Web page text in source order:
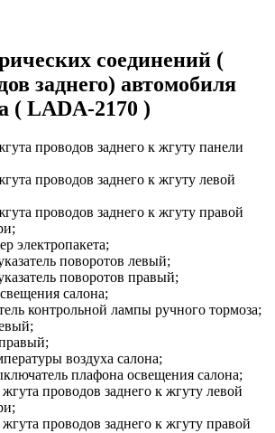
соединений (
заднего) автомобиля
( LADA-2170 )
проводов заднего к жгуту панели
проводов заднего к жгуту левой
проводов заднего к жгуту правой
электропакета;
поворотов левый;
поворотов правый;
салона;
контрольной лампы ручного тормоза;
воздуха салона;
плафона освещения салона;
проводов заднего к жгуту левой
проводов заднего к жгуту правой